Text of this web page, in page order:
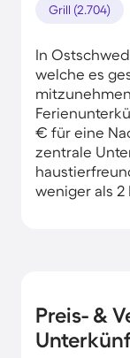
Grill (2.704)
In
welche es
€ für eine
zentrale
weniger als
Preis- &